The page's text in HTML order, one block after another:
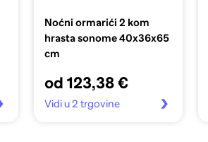
Noćni ormarići 2 kom
hrasta sonome 40x36x65
cm
od 123,38 €
Vidi u 2 trgovine